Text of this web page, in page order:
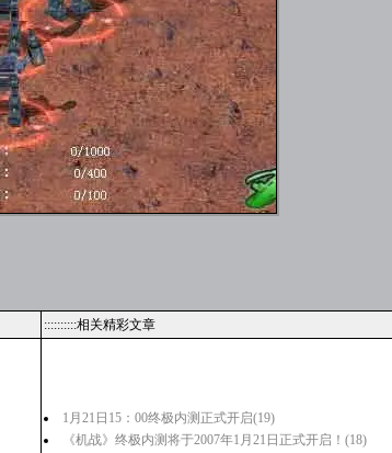
::::::::::相关精彩文章
1月21日15：00终极内测正式开启(19)
《机战》终极内测将于2007年1月21日正式开启！ (18)